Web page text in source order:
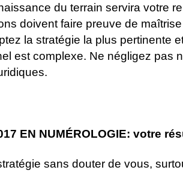
du terrain servira votre
doivent faire preuve de
la stratégie la plus pertinente
est complexe. Ne négligez pas
EN NUMÉROLOGIE: votre
sans douter de vous,